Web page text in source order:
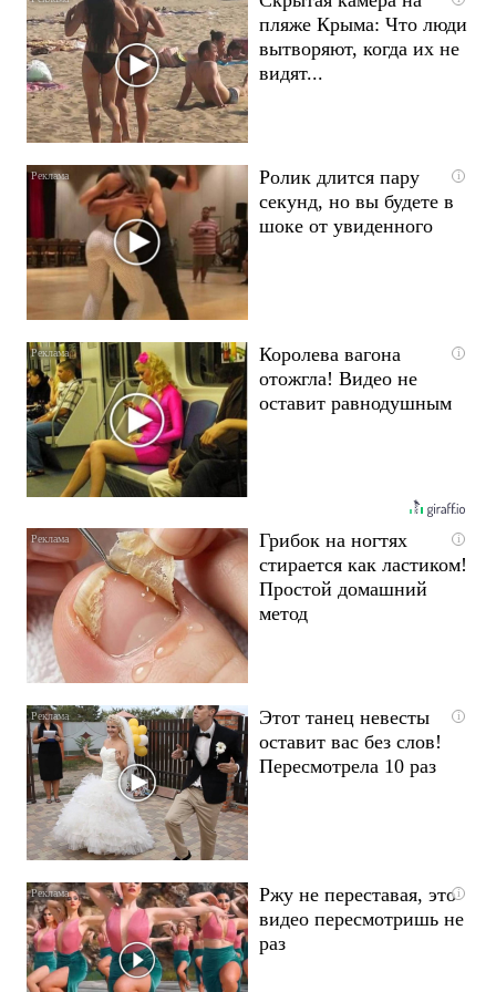
пляже Крыма: Что люди
вытворяют, когда их не
видят...
i
Ролик длится пару
секунд, но вы будете в
шоке от увиденного
i
Королева вагона
отожгла! Видео не
оставит равнодушным
i
Грибок на ногтях
стирается как ластиком!
Простой домашний
метод
i
Этот танец невесты
оставит вас без слов!
Пересмотрела 10 раз
i
Ржу не переставая, это
видео пересмотришь не
раз